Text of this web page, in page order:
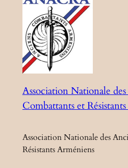
Association Nationale
Combattants et
Association Nationale des
Résistants Arméniens